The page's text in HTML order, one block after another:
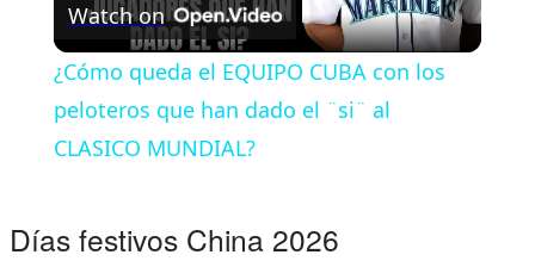
Video
Watch on
¿Cómo queda el EQUIPO CUBA con los
peloteros que han dado el ¨si¨ al
CLASICO MUNDIAL?
Días festivos China 2026